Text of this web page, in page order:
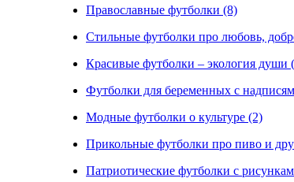
Православные футболки (8)
Стильные футболки про любовь,
Красивые футболки – экология души
Футболки для беременных с
Модные футболки о культуре (2)
Прикольные футболки про пиво и
Патриотические футболки с